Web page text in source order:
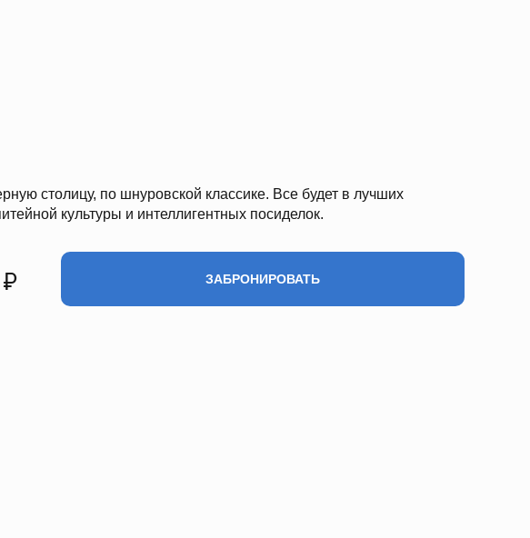
столицу, по шнуровской классике. Все будет в лучших
культуры и интеллигентных посиделок.
ЗАБРОНИРОВАТЬ